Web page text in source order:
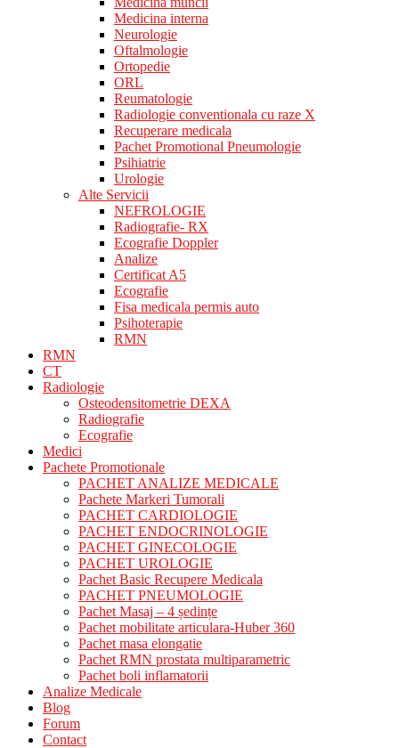
Medicina interna
Neurologie
Oftalmologie
Ortopedie
ORL
Reumatologie
Radiologie conventionala cu raze X
Recuperare medicala
Pachet Promotional Pneumologie
Psihiatrie
Urologie
Alte Servicii
NEFROLOGIE
Radiografie- RX
Ecografie Doppler
Analize
Certificat A5
Ecografie
Fisa medicala permis auto
Psihoterapie
RMN
RMN
CT
Radiologie
Osteodensitometrie DEXA
Radiografie
Ecografie
Medici
Pachete Promotionale
PACHET ANALIZE MEDICALE
Pachete Markeri Tumorali
PACHET CARDIOLOGIE
PACHET ENDOCRINOLOGIE
PACHET GINECOLOGIE
PACHET UROLOGIE
Pachet Basic Recupere Medicala
PACHET PNEUMOLOGIE
Pachet Masaj – 4 ședințe
Pachet mobilitate articulara-Huber 360
Pachet masa elongatie
Pachet RMN prostata multiparametric
Pachet boli inflamatorii
Analize Medicale
Blog
Forum
Contact